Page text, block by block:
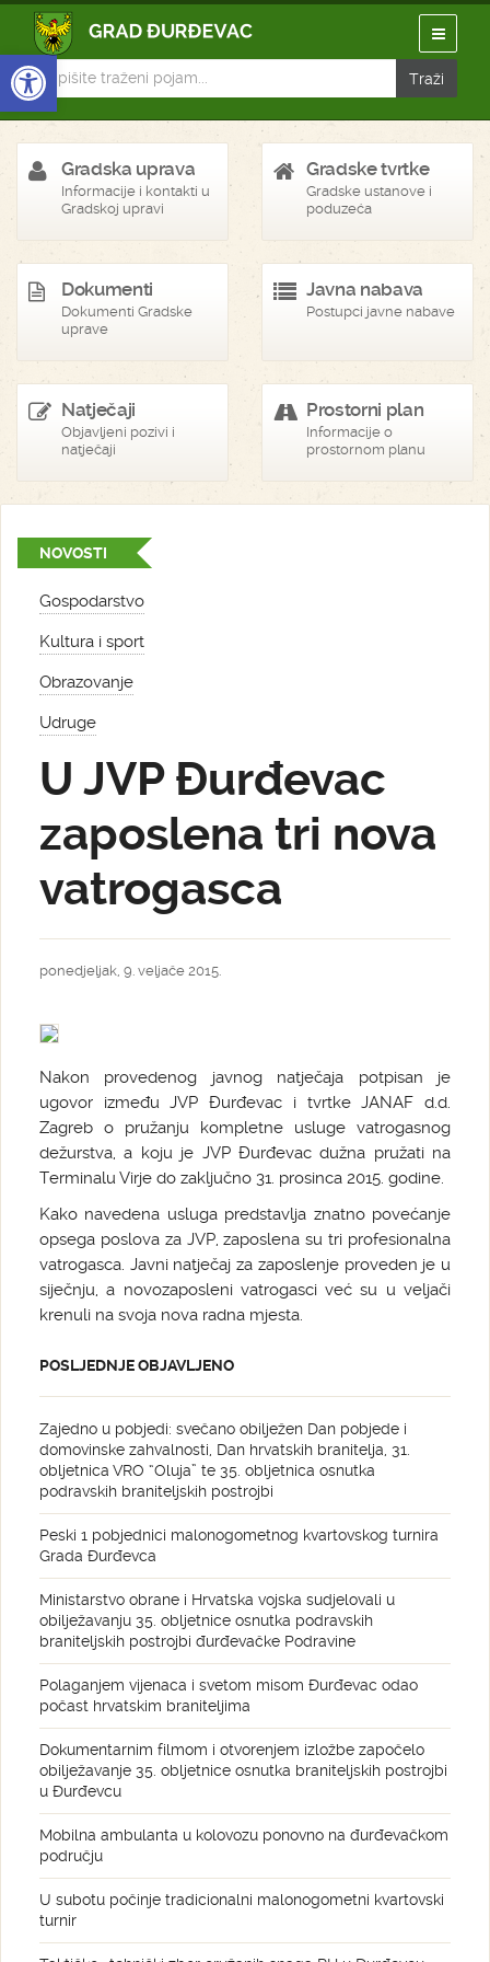
Open toolbar
Gradska uprava
Informacije i kontakti u
Gradskoj upravi
Gradske tvrtke
Gradske ustanove i
poduzeća
Dokumenti
Dokumenti Gradske
uprave
Javna nabava
Postupci javne nabave
Natječaji
Objavljeni pozivi i
natječaji
Prostorni plan
Informacije o
prostornom planu
NOVOSTI
Gospodarstvo
Kultura i sport
Obrazovanje
Udruge
U JVP Đurđevac
zaposlena tri nova
vatrogasca
ponedjeljak, 9. veljače 2015.
Nakon provedenog javnog natječaja potpisan je
ugovor između JVP Đurđevac i tvrtke JANAF d.d.
Zagreb o pružanju kompletne usluge vatrogasnog
dežurstva, a koju je JVP Đurđevac dužna pružati na
Terminalu Virje do zaključno 31. prosinca 2015. godine.
Kako navedena usluga predstavlja znatno povećanje
opsega poslova za JVP, zaposlena su tri profesionalna
vatrogasca. Javni natječaj za zaposlenje proveden je u
siječnju, a novozaposleni vatrogasci već su u veljači
krenuli na svoja nova radna mjesta.
POSLJEDNJE OBJAVLJENO
Zajedno u pobjedi: svečano obilježen Dan pobjede i
domovinske zahvalnosti, Dan hrvatskih branitelja, 31.
obljetnica VRO “Oluja” te 35. obljetnica osnutka
podravskih braniteljskih postrojbi
Peski 1 pobjednici malonogometnog kvartovskog turnira
Grada Đurđevca
Ministarstvo obrane i Hrvatska vojska sudjelovali u
obilježavanju 35. obljetnice osnutka podravskih
braniteljskih postrojbi đurđevačke Podravine
Polaganjem vijenaca i svetom misom Đurđevac odao
počast hrvatskim braniteljima
Dokumentarnim filmom i otvorenjem izložbe započelo
obilježavanje 35. obljetnice osnutka braniteljskih postrojbi
u Đurđevcu
Mobilna ambulanta u kolovozu ponovno na đurđevačkom
području
U subotu počinje tradicionalni malonogometni kvartovski
turnir